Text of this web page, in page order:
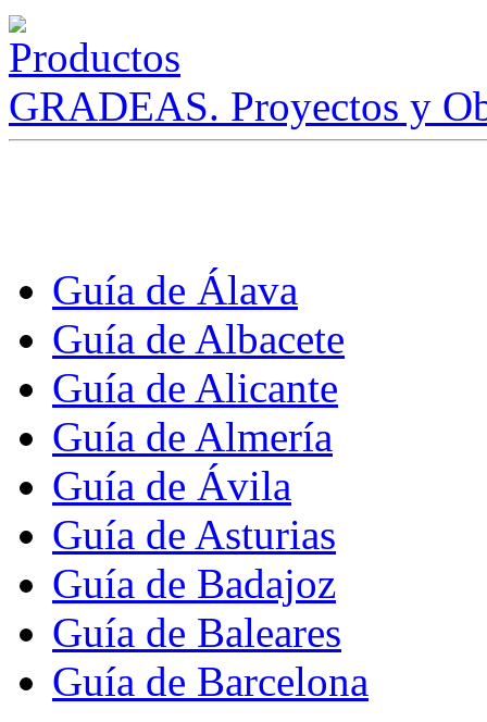
GRADEAS. Proyectos y
Guía de Álava
Guía de Albacete
Guía de Alicante
Guía de Almería
Guía de Ávila
Guía de Asturias
Guía de Badajoz
Guía de Baleares
Guía de Barcelona